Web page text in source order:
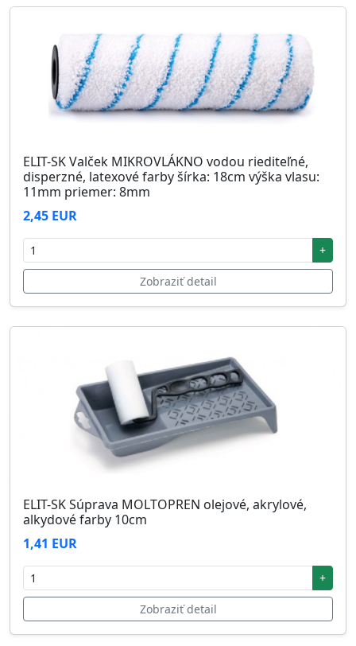
ELIT-SK Valček MIKROVLÁKNO vodou riediteľné,
disperzné, latexové farby šírka: 18cm výška vlasu:
11mm priemer: 8mm
2,45 EUR
+
Zobraziť detail
ELIT-SK Súprava MOLTOPREN olejové, akrylové,
alkydové farby 10cm
1,41 EUR
+
Zobraziť detail